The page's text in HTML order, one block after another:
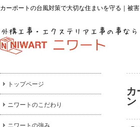
カーポートの台風対策で大切な住まいを守る｜被
トップページ
ニワートのこだわり
ニワートの強み
カ
ン